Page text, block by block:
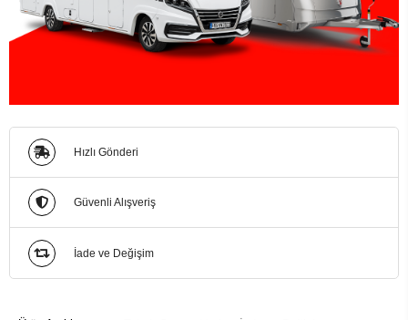
Hızlı Gönderi
Güvenli Alışveriş
İade ve Değişim